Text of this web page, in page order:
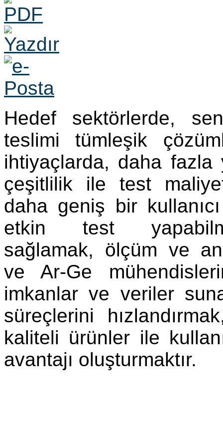
Hedef sektörlerde,
teslimi tümleşik
ihtiyaçlarda, daha
çeşitlilik ile test
daha geniş bir
etkin test
sağlamak, ölçüm ve
ve Ar-Ge
imkanlar ve veriler
süreçlerini
kaliteli ürünler ile
avantajı oluşturmaktır.